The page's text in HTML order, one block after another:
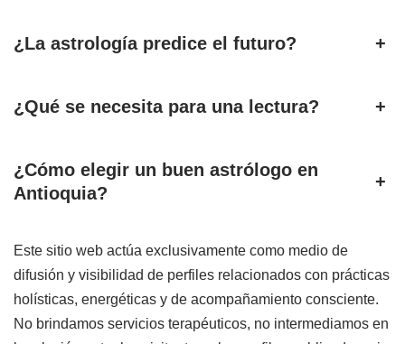
¿La astrología predice el futuro? +
¿Qué se necesita para una lectura? +
¿Cómo elegir un buen astrólogo en
Antioquia?
+
Este sitio web actúa exclusivamente como medio de
difusión y visibilidad de perfiles relacionados con prácticas
holísticas, energéticas y de acompañamiento consciente.
No brindamos servicios terapéuticos, no intermediamos en